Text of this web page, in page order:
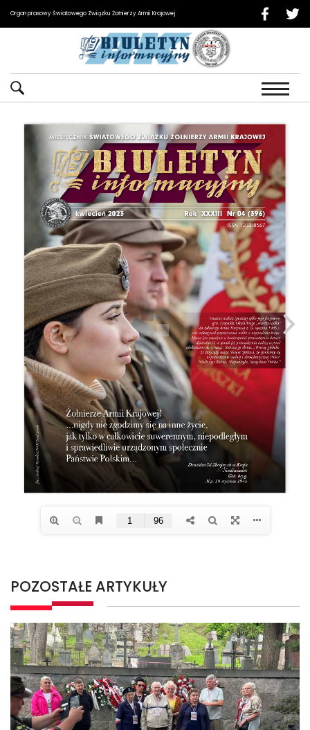
Organ prasowy Światowego Związku Żołnierzy Armii Krajowej
POZOSTAŁE ARTYKUŁY